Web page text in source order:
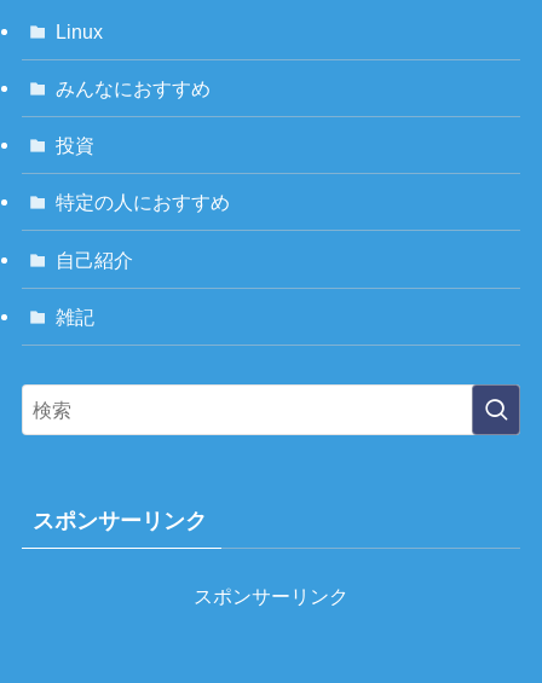
Linux
みんなにおすすめ
投資
特定の人におすすめ
自己紹介
雑記
スポンサーリンク
スポンサーリンク